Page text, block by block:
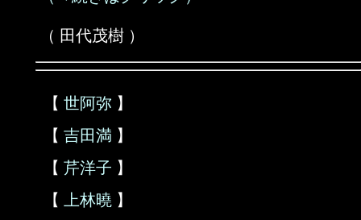
（ 田代茂樹 ）
【 世阿弥 】
【 吉田満 】
【 芹洋子 】
【
上林曉 】